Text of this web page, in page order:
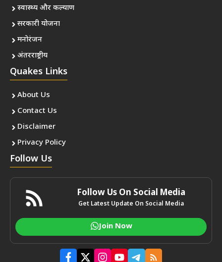
स्वास्थ्य और कल्याण
सरकारी योजना
मनोरंजन
अंतरराष्ट्रीय
Quakes Links
About Us
Contact Us
Disclaimer
Privacy Policy
Follow Us
Follow Us On Social Media
Get Latest Update On Social Media
Join Now